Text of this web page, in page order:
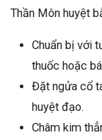
Thần Môn huyệt
Chuẩn bị với
thuốc hoặc
Đặt ngửa cổ
huyệt đạo.
Châm kim